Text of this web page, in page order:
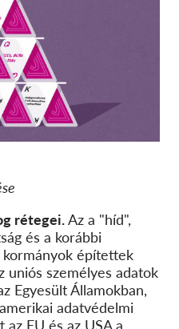
rétegei.Az a "híd",
és a korábbi
építettek
uniós személyes adatok
Egyesült Államokban,
adatvédelmi
EU és az USA a